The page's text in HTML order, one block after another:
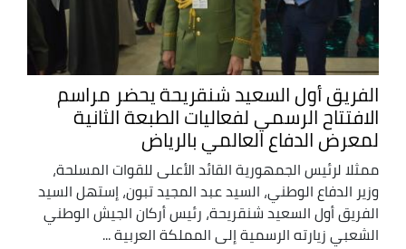
الفريق أول السعيد شنقريحة يحضر مراسم
الافتتاح الرسمي لفعاليات الطبعة الثانية
لمعرض الدفاع العالمي بالرياض
ممثلا لرئيس الجمهورية القائد الأعلى للقوات المسلحة،
وزير الدفاع الوطني، السيد عبد المجيد تبون، إستهل السيد
الفريق أول السعيد شنقريحة، رئيس أركان الجيش الوطني
الشعبي زيارته الرسمية إلى المملكة العربية ...